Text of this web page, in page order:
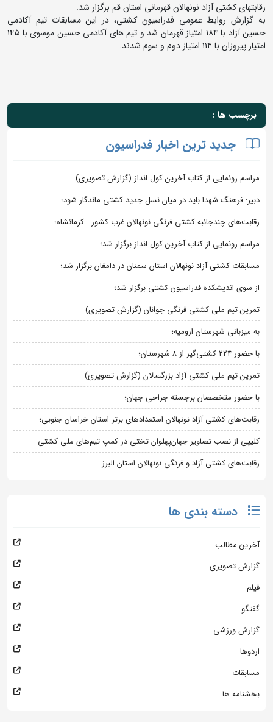
رقابتهای کشتی آزاد نونهالان قهرمانی استان قم برگزار شد.
به گزارش روابط عمومی فدراسیون کشتی، در این مسابقات تیم آکادمی
حسین آزاد با ۱۸۴ امتیاز قهرمان شد و تیم های آکادمی حسین موسوی با ۱۴۵
امتیاز پیروزان با ۱۱۴ امتیاز دوم و سوم شدند.
برچسب ها :
جدید ترین اخبار فدراسیون
مراسم رونمایی از کتاب آخرین کول انداز (گزارش تصویری)
دبیر: فرهنگ شهدا باید در میان نسل جدید کشتی ماندگار شود؛
رقابت‌های چندجانبه کشتی فرنگی نونهالان غرب کشور - کرمانشاه؛
مراسم رونمایی از کتاب آخرین کول انداز برگزار شد؛
مسابقات کشتی آزاد نونهالان استان سمنان در دامغان برگزار شد؛
از سوی اندیشکده فدراسیون کشتی برگزار شد؛
تمرین تیم ملی کشتی فرنگی جوانان (گزارش تصویری)
به میزبانی شهرستان ارومیه؛
با حضور ۲۲۴ کشتی‌گیر از ۸ شهرستان؛
تمرین تیم ملی کشتی آزاد بزرگسالان (گزارش تصویری)
با حضور متخصصان برجسته جراحی جهان؛
رقابت‌های کشتی آزاد نونهالان استعدادهای برتر استان خراسان جنوبی؛
کلیپی از نصب تصاویر جهان‌پهلوان تختی در کمپ تیم‌های ملی کشتی
رقابت‌های کشتی آزاد و فرنگی نونهالان استان البرز
دسته بندی ها
آخرین مطالب
گزارش تصویری
فیلم
گفتگو
گزارش ورزشی
اردوها
مسابقات
بخشنامه ها